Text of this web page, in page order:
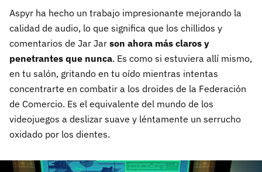
Aspyr ha hecho un trabajo impresionante mejorando la
calidad de audio, lo que significa que los chillidos y
comentarios de Jar Jar son ahora más claros y
penetrantes que nunca. Es como si estuviera allí mismo,
en tu salón, gritando en tu oído mientras intentas
concentrarte en combatir a los droides de la Federación
de Comercio. Es el equivalente del mundo de los
videojuegos a deslizar suave y léntamente un serrucho
oxidado por los dientes.